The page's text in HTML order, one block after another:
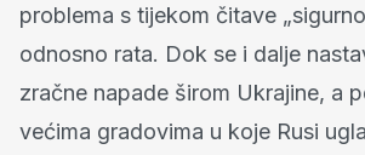
problema s tijekom čitave
odnosno rata. Dok se i dalje
zračne napade širom Ukrajine, a
većima gradovima u koje Rusi